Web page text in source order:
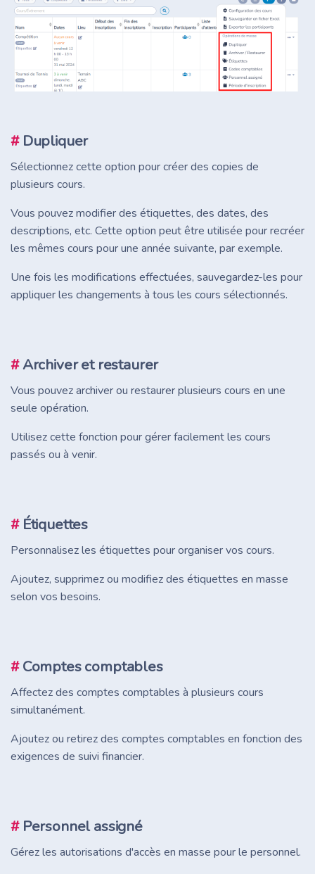
# Dupliquer
Sélectionnez cette option pour créer des copies de
plusieurs cours.
Vous pouvez modifier des étiquettes, des dates, des
descriptions, etc. Cette option peut être utilisée pour recréer
les mêmes cours pour une année suivante, par exemple.
Une fois les modifications effectuées, sauvegardez-les pour
appliquer les changements à tous les cours sélectionnés.
#Archiver et restaurer
Vous pouvez archiver ou restaurer plusieurs cours en une
seule opération.
Utilisez cette fonction pour gérer facilement les cours
passés ou à venir.
# Étiquettes
Personnalisez les étiquettes pour organiser vos cours.
Ajoutez, supprimez ou modifiez des étiquettes en masse
selon vos besoins.
#Comptes comptables
Affectez des comptes comptables à plusieurs cours
simultanément.
Ajoutez ou retirez des comptes comptables en fonction des
exigences de suivi financier.
# Personnel assigné
Gérez les autorisations d'accès en masse pour le personnel.